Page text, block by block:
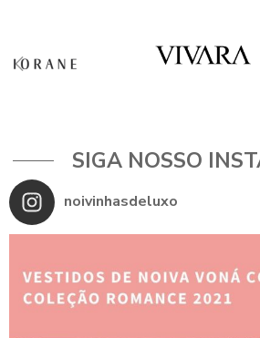
SIGA NOSSO
noivinhasdeluxo